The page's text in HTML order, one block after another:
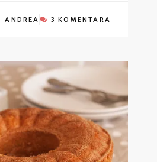
ANDREA 3 KOMENTARA